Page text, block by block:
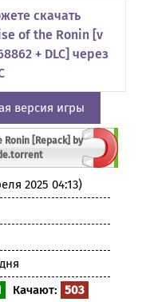
скачать
of the Ronin [v
+ DLC] через
версия игры
Ronin [Repack] by
2025 04:13)
Качают: 503